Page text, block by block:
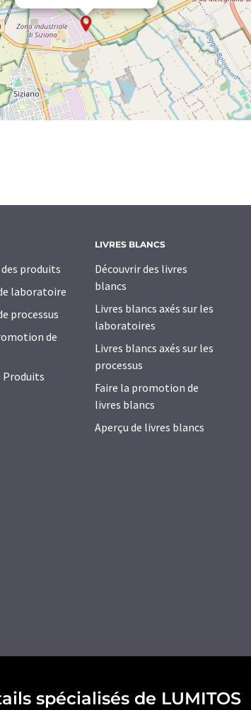
produits
laboratoire
processus
de
Produits
LIVRES BLANCS
Découvrir des livres
blancs
Livres blancs axés sur les
laboratoires
Livres blancs axés sur les
processus
Faire la promotion de
livres blancs
Aperçu de livres blancs
spécialisés de LUMITOS